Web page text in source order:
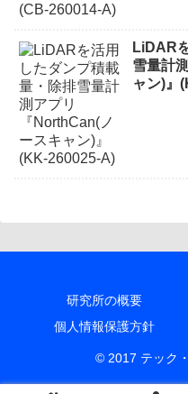
LiDAR
雪量計
ャン)』
研究所の概要
個人情報保護方針
© 2017 テック